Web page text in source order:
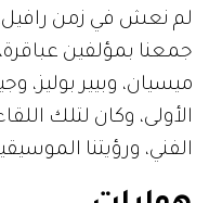
لم نعش في زمن رافيل،
جمعنا بمؤلفين
ميسيان، وبيير بوليز،
الأولى، وكان لتلك
الفني، ورؤيتنا